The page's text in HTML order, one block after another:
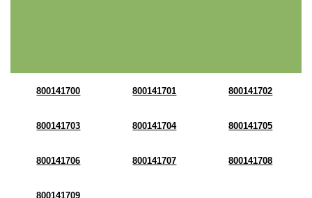
800141700 800141701 800141702
800141703 800141704 800141705
800141706 800141707 800141708
800141709